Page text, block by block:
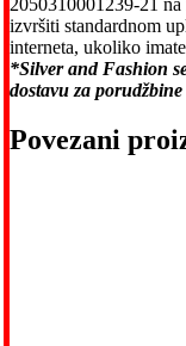
izvršiti standardnom
interneta, ukoliko
*Silver and Fashion
dostavu za
Povezani